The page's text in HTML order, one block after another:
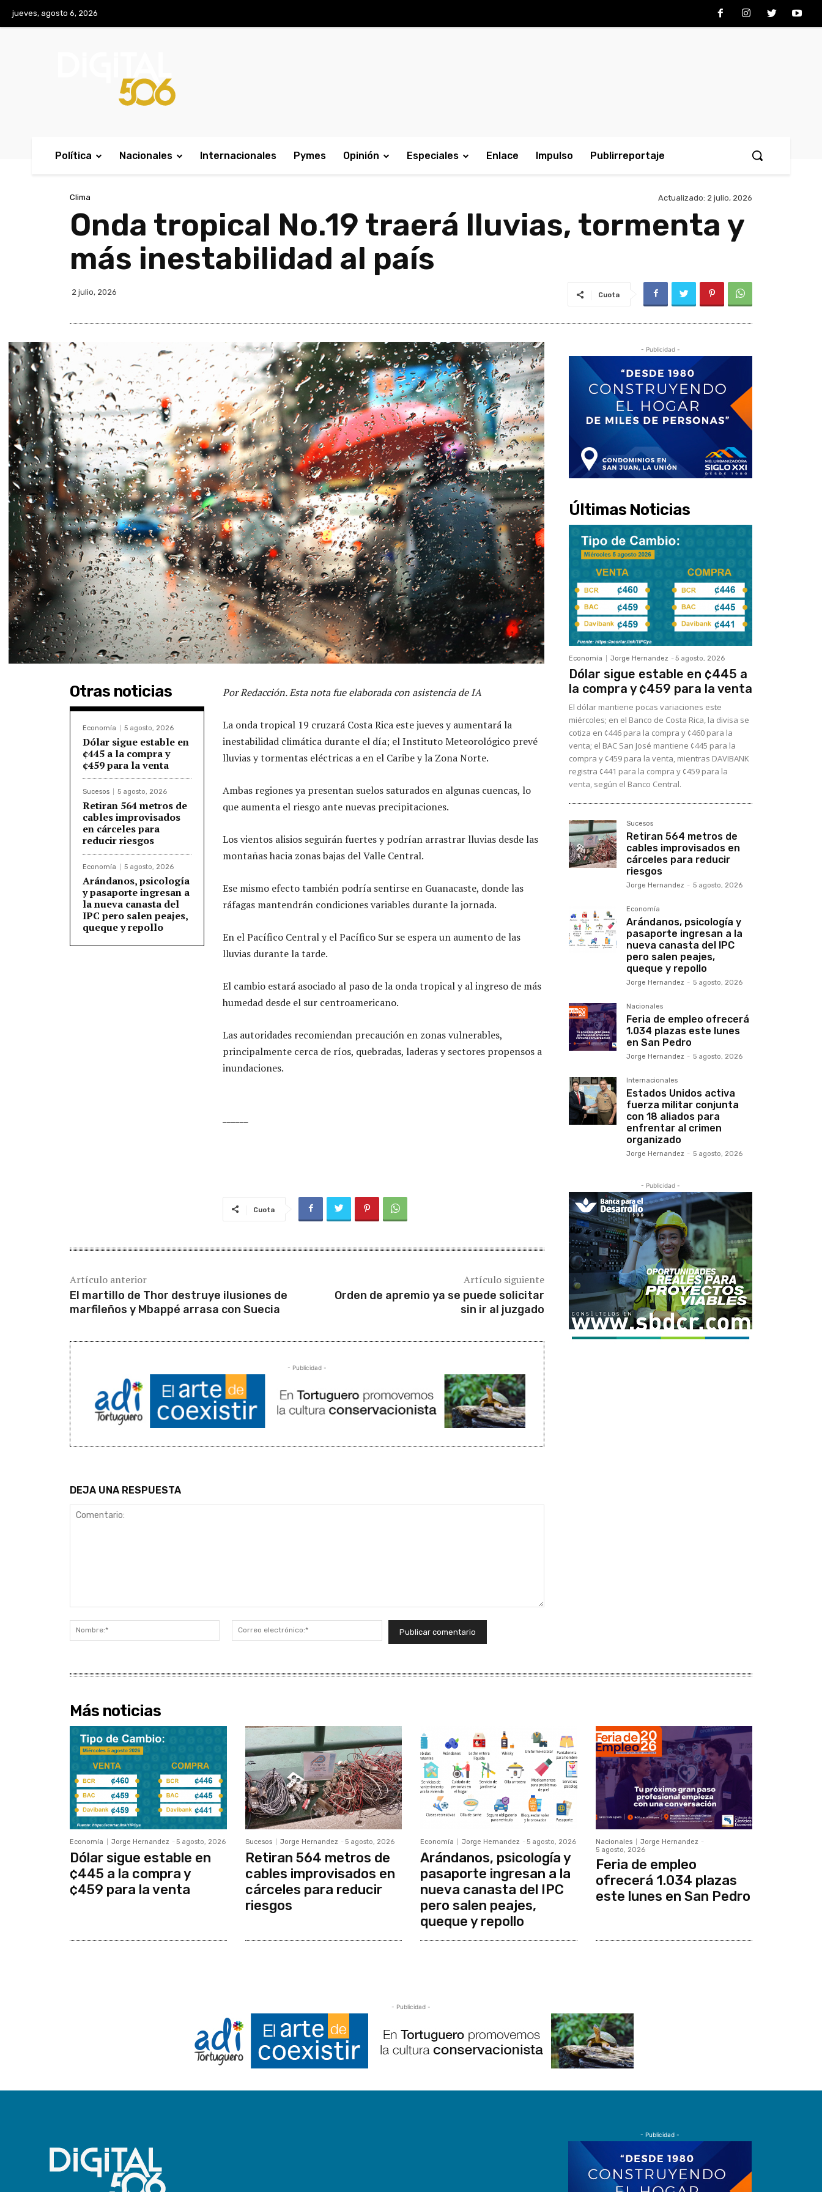
jueves, agosto 6, 2026
Política Nacionales Internacionales Pymes Opinión Especiales Enlace Impulso Publirreportaje
Clima Actualizado: 2 julio, 2026
Onda tropical No.19 traerá lluvias, tormenta y
más inestabilidad al país
2 julio, 2026 Cuota
Otras noticias
Economía 5 agosto, 2026
Dólar sigue estable en
¢445 a la compra y
¢459 para la venta
Sucesos 5 agosto, 2026
Retiran 564 metros de
cables improvisados
en cárceles para
reducir riesgos
Economía 5 agosto, 2026
Arándanos, psicología
y pasaporte ingresan a
la nueva canasta del
IPC pero salen peajes,
queque y repollo
Por Redacción. Esta nota fue elaborada con asistencia de IA
La onda tropical 19 cruzará Costa Rica este jueves y aumentará la
inestabilidad climática durante el día; el Instituto Meteorológico prevé
lluvias y tormentas eléctricas a en el Caribe y la Zona Norte.
Ambas regiones ya presentan suelos saturados en algunas cuencas, lo
que aumenta el riesgo ante nuevas precipitaciones.
Los vientos alisios seguirán fuertes y podrían arrastrar lluvias desde las
montañas hacia zonas bajas del Valle Central.
Ese mismo efecto también podría sentirse en Guanacaste, donde las
ráfagas mantendrán condiciones variables durante la jornada.
En el Pacífico Central y el Pacífico Sur se espera un aumento de las
lluvias durante la tarde.
El cambio estará asociado al paso de la onda tropical y al ingreso de más
humedad desde el sur centroamericano.
Las autoridades recomiendan precaución en zonas vulnerables,
principalmente cerca de ríos, quebradas, laderas y sectores propensos a
inundaciones.
Cuota
Artículo anterior
El martillo de Thor destruye ilusiones de
marfileños y Mbappé arrasa con Suecia
Artículo siguiente
Orden de apremio ya se puede solicitar
sin ir al juzgado
- Publicidad -
DEJA UNA RESPUESTA
Nombre:*
electrónico:*
- Publicidad -
Últimas Noticias
Economía Jorge Hernandez - 5 agosto, 2026
Dólar sigue estable en ¢445 a
la compra y ¢459 para la venta
El dólar mantiene pocas variaciones este
miércoles; en el Banco de Costa Rica, la divisa se
cotiza en ¢446 para la compra y ¢460 para la
venta; el BAC San José mantiene ¢445 para la
compra y ¢459 para la venta, mientras DAVIBANK
registra ¢441 para la compra y ¢459 para la
venta, según el Banco Central.
Sucesos
Retiran 564 metros de
cables improvisados en
cárceles para reducir
riesgos
Jorge Hernandez - 5 agosto, 2026
Economía
Arándanos, psicología y
pasaporte ingresan a la
nueva canasta del IPC
pero salen peajes,
queque y repollo
Jorge Hernandez - 5 agosto, 2026
Nacionales
Feria de empleo ofrecerá
1.034 plazas este lunes
en San Pedro
Jorge Hernandez - 5 agosto, 2026
Internacionales
Estados Unidos activa
fuerza militar conjunta
con 18 aliados para
enfrentar al crimen
organizado
Jorge Hernandez - 5 agosto, 2026
- Publicidad -
Más noticias
Economía Jorge Hernandez - 5 agosto, 2026
Dólar sigue estable en
¢445 a la compra y
¢459 para la venta
Sucesos Jorge Hernandez - 5 agosto, 2026
Retiran 564 metros de
cables improvisados en
cárceles para reducir
riesgos
Economía Jorge Hernandez - 5 agosto, 2026
Arándanos, psicología y
pasaporte ingresan a la
nueva canasta del IPC
pero salen peajes,
queque y repollo
Nacionales Jorge Hernandez -
5 agosto, 2026
Feria de empleo
ofrecerá 1.034 plazas
este lunes en San Pedro
- Publicidad -
- Publicidad -